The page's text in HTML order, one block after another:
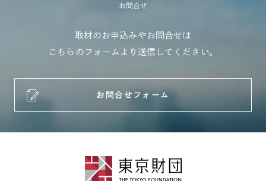
お問合せ
取材のお申込みやお問合せは
こちらのフォームより送信してください。
お問合せフォーム